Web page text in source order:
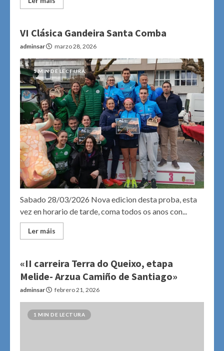
VI Clásica Gandeira Santa Comba
adminsar marzo 28, 2026
1 MIN DE LECTURA
Sabado 28/03/2026 Nova edicion desta proba, esta
vez en horario de tarde, coma todos os anos con...
Ler máis
«II carreira Terra do Queixo, etapa
Melide- Arzua Camiño de Santiago»
adminsar febrero 21, 2026
1 MIN DE LECTURA